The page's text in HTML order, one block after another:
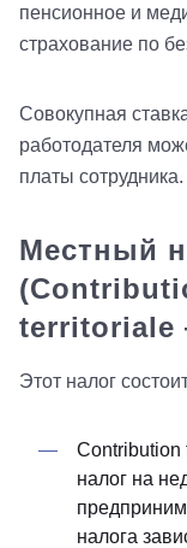
пенсионное и
страхование по
Совокупная
работодателя
платы сотрудника.
Местный
territoriale
Этот налог
Contribution
налог на
налога